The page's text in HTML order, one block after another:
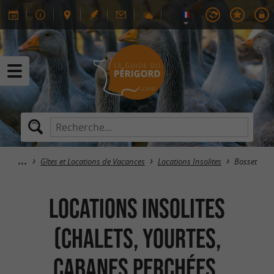
Gîtes et Locations de Vacances Locations Insolites Bosset
Locations Insolites
(Chalets, Yourtes,
Cabanes perchées,